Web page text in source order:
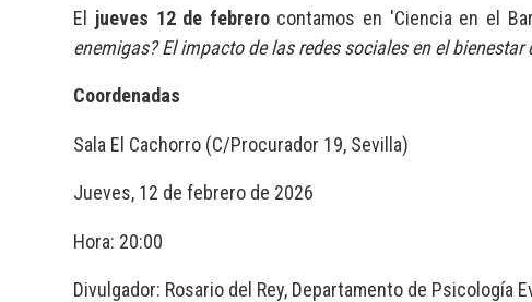
El jueves 12de febrerocontamos en 'Ciencia en el
enemigas? El impacto de las redes sociales en el
Coordenadas
Sala El Cachorro (C/Procurador 19, Sevilla)
Jueves, 12 de febrero de 2026
Hora: 20:00
Divulgador: Rosario del Rey, Departamento de Psicología